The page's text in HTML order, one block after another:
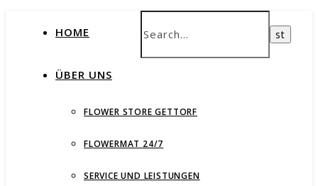
HOME
ÜBER UNS
FLOWER STORE GETTORF
FLOWERMAT 24/7
SERVICE UND LEISTUNGEN